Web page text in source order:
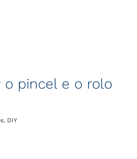
pincel e o rolo
, DIY